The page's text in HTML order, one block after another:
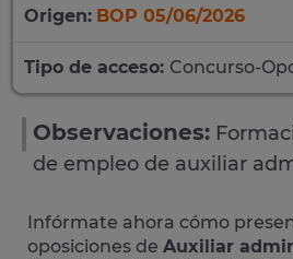
Origen: BOP 05/06/2026
Tipo de acceso: Concurso-
Observaciones:
de empleo de auxiliar
Infórmate ahora cómo
oposiciones de Auxiliar